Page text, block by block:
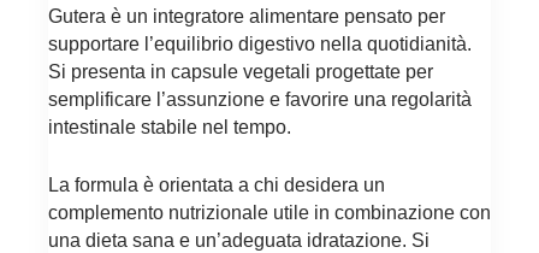
Gutera è un integratore alimentare pensato per
supportare l’equilibrio digestivo nella quotidianità.
Si presenta in capsule vegetali progettate per
semplificare l’assunzione e favorire una regolarità
intestinale stabile nel tempo.
La formula è orientata a chi desidera un
complemento nutrizionale utile in combinazione con
una dieta sana e un’adeguata idratazione. Si